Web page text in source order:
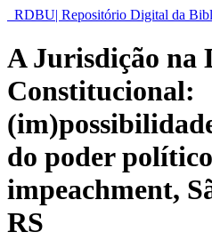
RDBU| Repositório Digital da
A Jurisdição na
Constitucional:
do poder
impeachment,
RS